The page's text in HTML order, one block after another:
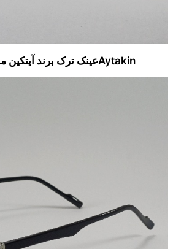
Aytakinعینک ترک برند آیتکین مدلA2103c07